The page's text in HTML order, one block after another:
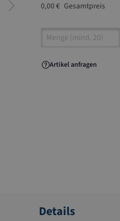
0,00 € Gesamtpreis
Artikel
Artikel anfragen
Details